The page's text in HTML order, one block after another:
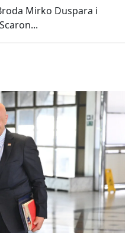
Mirko Duspara i